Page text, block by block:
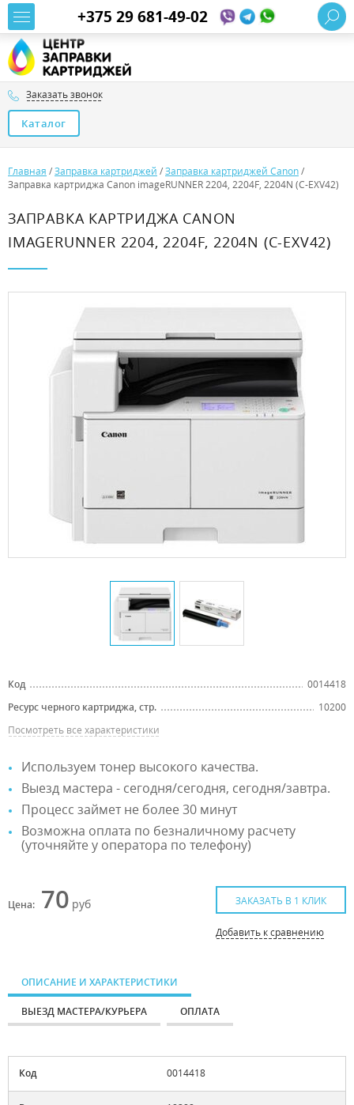
+375 29 681-49-02
Заказать звонок
Каталог
Главная /Заправка картриджей /Заправка картриджей Canon/
Заправка картриджа Canon imageRUNNER 2204, 2204F, 2204N (C-EXV42)
ЗАПРАВКА КАРТРИДЖА CANON
IMAGERUNNER 2204, 2204F, 2204N (C-EXV42)
Код
0014418
Ресурс черного картриджа, стр.
10200
Посмотреть все характеристики
Используем тонер высокого качества.
Выезд мастера - сегодня/сегодня, сегодня/завтра.
Процесс займет не более 30 минут
Возможна оплата по безналичному расчету
(уточняйте у оператора по телефону)
Цена: 70 руб ЗАКАЗАТЬ В 1 КЛИК
Добавить к сравнению
ОПИСАНИЕ И ХАРАКТЕРИСТИКИ
ВЫЕЗД МАСТЕРА/КУРЬЕРА ОПЛАТА
Код 0014418